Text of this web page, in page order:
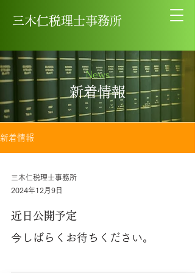
三木仁税理士事務所
News
新着情報
新着情報
三木仁税理士事務所
2024年12月9日
近日公開予定
今しばらくお待ちください。